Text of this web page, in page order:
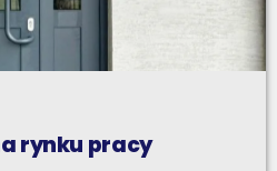
rynku pracy